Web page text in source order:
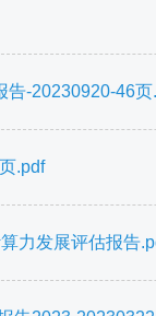
告-20230920-46页
.pdf
力发展评估报告